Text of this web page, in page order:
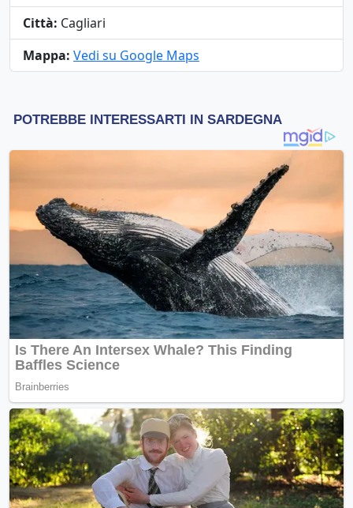
Città: Cagliari
Mappa: Vedi su Google Maps